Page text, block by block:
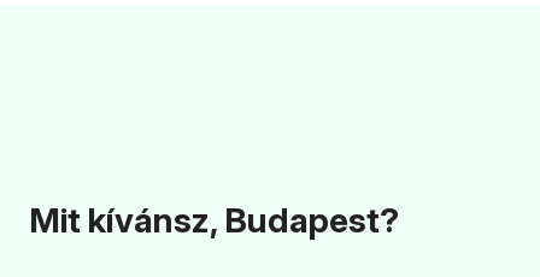
Mit kívánsz, Budapest?